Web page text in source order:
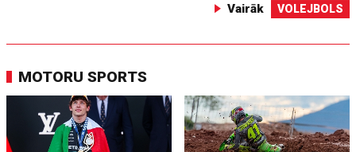
Vairāk VOLEJBOLS
MOTORU SPORTS